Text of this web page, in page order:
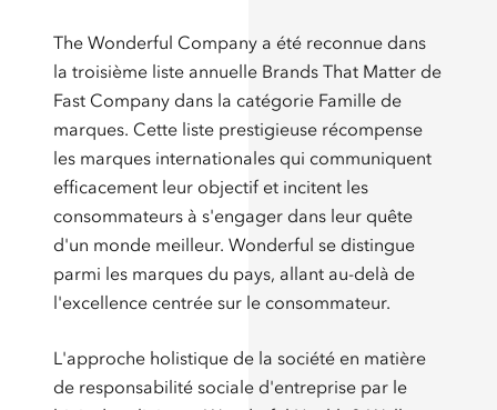
The Wonderful Company a été reconnue dans
la troisième liste annuelle Brands That Matter de
Fast Company dans la catégorie Famille de
marques. Cette liste prestigieuse récompense
les marques internationales qui communiquent
efficacement leur objectif et incitent les
consommateurs à s'engager dans leur quête
d'un monde meilleur. Wonderful se distingue
parmi les marques du pays, allant au-delà de
l'excellence centrée sur le consommateur.
L'approche holistique de la société en matière
de responsabilité sociale d'entreprise par le